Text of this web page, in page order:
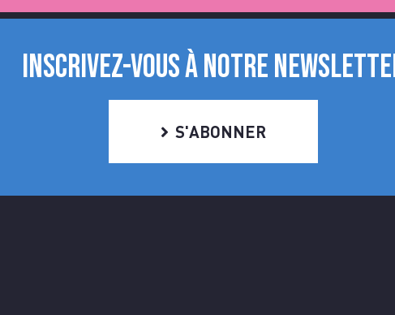
INSCRIVEZ-VOUS À NOTRE
S'ABONNER